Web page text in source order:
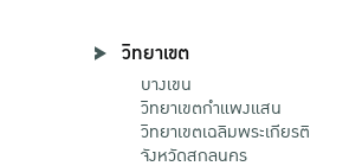
วิทยาเขต
บางเขน
วิทยาเขตกําแพงแสน
วิทยาเขตเฉลิมพระเกียรติ
จังหวัดสกลนคร